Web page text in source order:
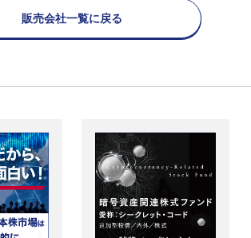
販売会社一覧に戻る